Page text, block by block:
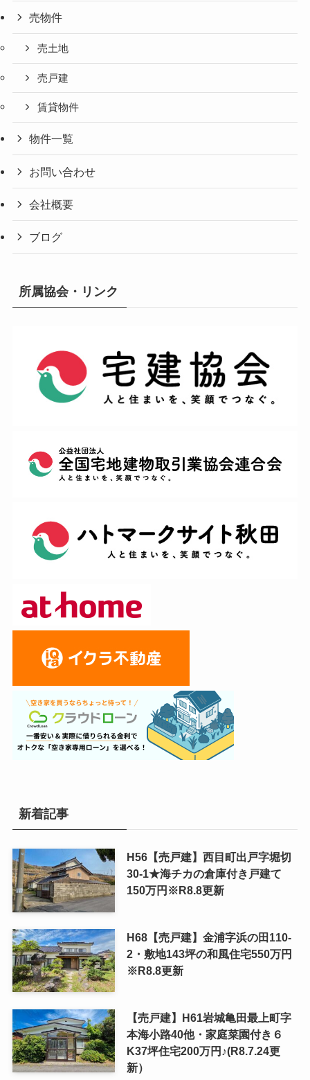
売物件
売土地
売戸建
賃貸物件
物件一覧
お問い合わせ
会社概要
ブログ
所属協会・リンク
新着記事
H56【売戸建】西目町出戸字堀切
30-1★海チカの倉庫付き戸建て
150万円※R8.8更新
H68【売戸建】金浦字浜の田110-
2・敷地143坪の和風住宅550万円
※R8.8更新
【売戸建】H61岩城亀田最上町字
本海小路40他・家庭菜園付き６
K37坪住宅200万円♪(R8.7.24更
新）